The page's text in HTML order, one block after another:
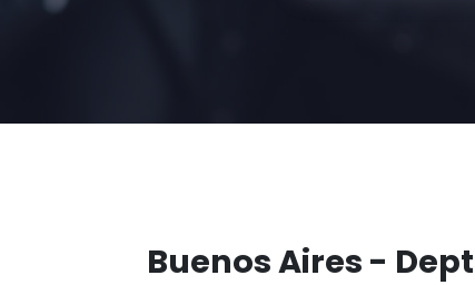
Buenos Aires -